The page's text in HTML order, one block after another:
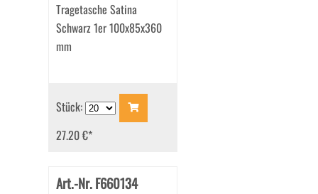
Tragetasche Satina
Schwarz 1er 100x85x360
mm
Stück:
27.20 €*
Art.-Nr. F660134